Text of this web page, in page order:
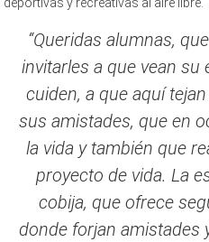
deportivas y recreativas al aire libre.
“Queridas alumnas,
invitarles a que vean su
cuiden, a que aquí
sus amistades, que en
la vida y también que
proyecto de vida. La
cobija, que ofrece
donde forjan amistades